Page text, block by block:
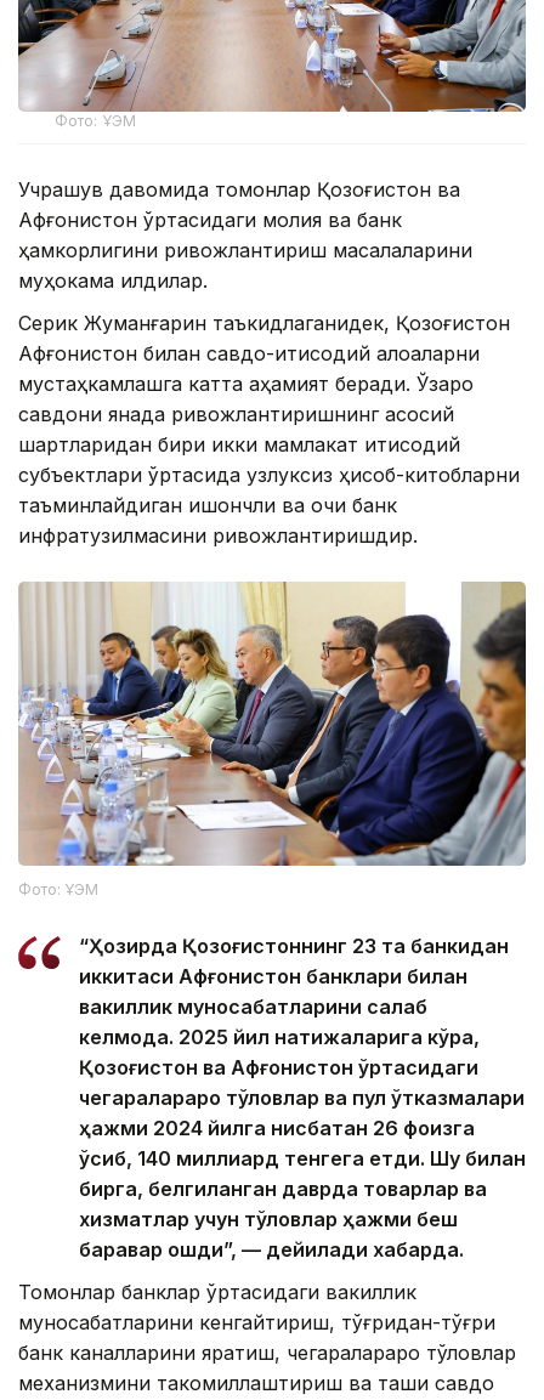
Фото: ҰЭМ
Учрашув давомида томонлар Қозоғистон ва
Афғонистон ўртасидаги молия ва банк
ҳамкорлигини ривожлантириш масалаларини
муҳокама қилдилар.
Серик Жуманғарин таъкидлаганидек, Қозоғистон
Афғонистон билан савдо-иқтисодий алоқаларни
мустаҳкамлашга катта аҳамият беради. Ўзаро
савдони янада ривожлантиришнинг асосий
шартларидан бири икки мамлакат иқтисодий
субъектлари ўртасида узлуксиз ҳисоб-китобларни
таъминлайдиган ишончли ва очиқ банк
инфратузилмасини ривожлантиришдир.
Фото: ҰЭМ
“Ҳозирда Қозоғистоннинг 23 та банкидан
иккитаси Афғонистон банклари билан
вакиллик муносабатларини сақлаб
келмоқда. 2025 йил натижаларига кўра,
Қозоғистон ва Афғонистон ўртасидаги
чегаралараро тўловлар ва пул ўтказмалари
ҳажми 2024 йилга нисбатан 26 фоизга
ўсиб, 140 миллиард тенгега етди. Шу билан
бирга, белгиланган даврда товарлар ва
хизматлар учун тўловлар ҳажми беш
баравар ошди”, — дейилади хабарда.
Томонлар банклар ўртасидаги вакиллик
муносабатларини кенгайтириш, тўғридан-тўғри
банк каналларини яратиш, чегаралараро тўловлар
механизмини такомиллаштириш ва ташқи савдо